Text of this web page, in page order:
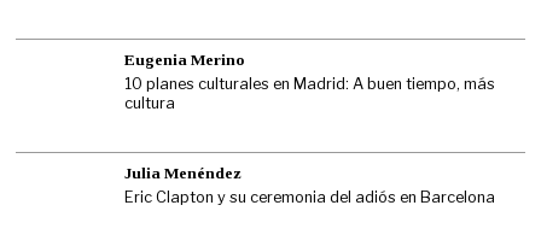
Eugenia Merino
10 planes culturales en Madrid: A buen tiempo, más
cultura
Julia Menéndez
Eric Clapton y su ceremonia del adiós en Barcelona